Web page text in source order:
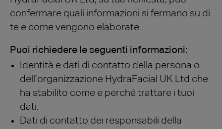
confermare quali informazioni si fermano su di
te e come vengono elaborate.
Puoi richiedere le seguenti informazioni:
Identità e dati di contatto della persona o
dell’organizzazione HydraFacial UK Ltd che
ha stabilito come e perché trattare i tuoi
dati.
Dati di contatto dei responsabili della